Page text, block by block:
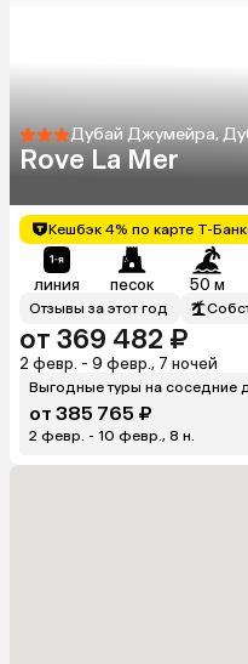
Дубай Джумейра,
Rove La Mer
Кешбэк 4% по карте Т-
линия песок 50 м
Отзывы за этот год
от 369 482 ₽
2 февр. - 9 февр., 7 ночей
Выгодные туры на соседние
от 385 765 ₽
2 февр. - 10 февр., 8 н.